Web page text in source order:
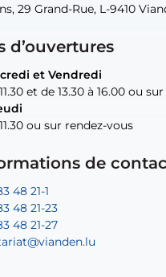
29 Grand-Rue, L-9410
d’ouvertures
et Vendredi
et de 13.30 à 16.00 ou
ou sur rendez-vous
de
48 21-1
48 21-23
48 21-27
29 Grand-Rue, L-9410
et Vendredi
et de 13.30 à 16.00 ou
ou sur rendez-vous
48 21-20
48 21-22
29 Grand-Rue, L-9410
sur rendez-vous
29 Grand-Rue, L-9410
sur rendez-vous
48 21-31
L-9422 Vianden
sur rendez-vous
(Fuite d’eau) : 83 48 21